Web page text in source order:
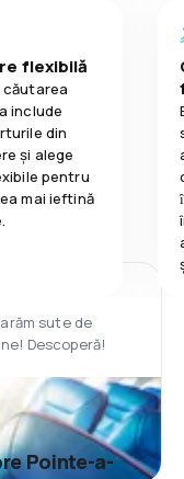
flexibilă
căutarea
include
din
și alege
pentru
mai ieftină
sute de
Descoperă!
Pointe-a-